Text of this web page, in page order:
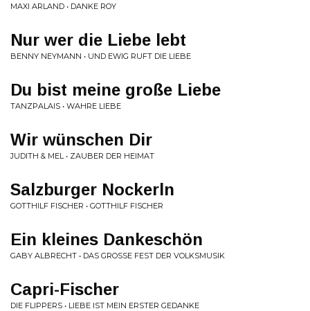
MAXI ARLAND • DANKE ROY
Nur wer die Liebe lebt
BENNY NEYMANN • UND EWIG RUFT DIE LIEBE
Du bist meine große Liebe
TANZPALAIS • WAHRE LIEBE
Wir wünschen Dir
JUDITH & MEL • ZAUBER DER HEIMAT
Salzburger Nockerln
GOTTHILF FISCHER • GOTTHILF FISCHER
Ein kleines Dankeschön
GABY ALBRECHT • DAS GROSSE FEST DER VOLKSMUSIK
Capri-Fischer
DIE FLIPPERS • LIEBE IST MEIN ERSTER GEDANKE